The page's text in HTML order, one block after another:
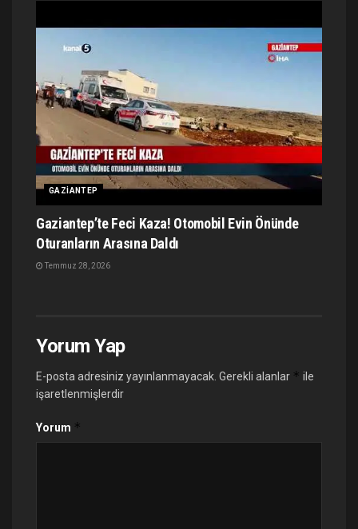
GAZIANTEP
Gaziantep’te Feci Kaza! Otomobil Evin Önünde
Oturanların Arasına Daldı
Temmuz 28, 2026
Yorum Yap
E-posta adresiniz yayınlanmayacak. Gerekli alanlar * ile
işaretlenmişlerdir
Yorum *